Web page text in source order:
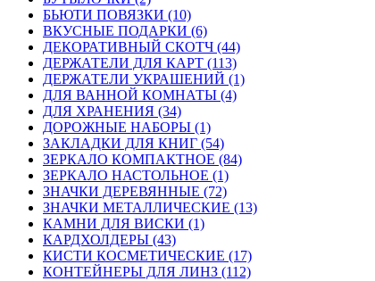
БЬЮТИ ПОВЯЗКИ (10)
ВКУСНЫЕ ПОДАРКИ (6)
ДЕКОРАТИВНЫЙ СКОТЧ (44)
ДЕРЖАТЕЛИ ДЛЯ КАРТ (113)
ДЕРЖАТЕЛИ УКРАШЕНИЙ (1)
ДЛЯ ВАННОЙ КОМНАТЫ (4)
ДЛЯ ХРАНЕНИЯ (34)
ДОРОЖНЫЕ НАБОРЫ (1)
ЗАКЛАДКИ ДЛЯ КНИГ (54)
ЗЕРКАЛО КОМПАКТНОЕ (84)
ЗЕРКАЛО НАСТОЛЬНОЕ (1)
ЗНАЧКИ ДЕРЕВЯННЫЕ (72)
ЗНАЧКИ МЕТАЛЛИЧЕСКИЕ (13)
КАМНИ ДЛЯ ВИСКИ (1)
КАРДХОЛДЕРЫ (43)
КИСТИ КОСМЕТИЧЕСКИЕ (17)
КОНТЕЙНЕРЫ ДЛЯ ЛИНЗ (112)